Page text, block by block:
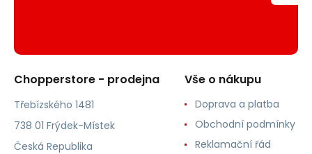
Chopperstore - prodejna
Třebízského 1481
738 01 Frýdek-Místek
Česká Republika
Vše o nákupu
Doprava a platba
Obchodní podmínky
Reklamační řád